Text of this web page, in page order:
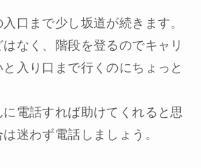
口まで少し坂道が続きます。
なく、階段を登るのでキャリ
入り口まで行くのにちょっと
電話すれば助けてくれると思
迷わず電話しましょう。